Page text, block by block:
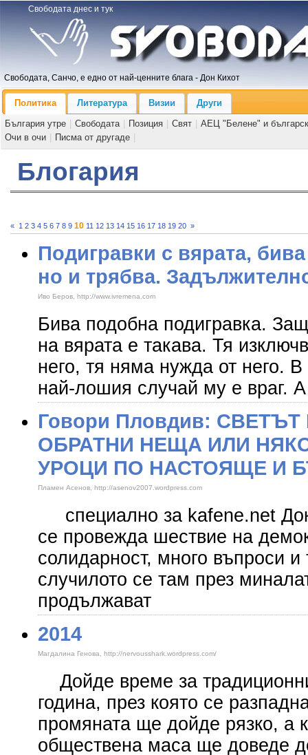
Свободата днес и тук
Свободата, Санчо, е едно от най-ценните блага - Дон Кихот
Политика Литература Визии
Други
България утре
Свободата Позиция Свят
АЕЦ "Белене" и
Очи в очи
Писма от другаде
Блогария
« 1 2 3 4 5 6 7 8 9 10 11 12 13 14 15 16 17 18 19 20 »
Подигравки с вярата,
но и трябва.
Иво Беров, http://www.ivremena.com
Бива подобна подигравка.
на вярата е такава. Тя
него, тя няма нужда от него.
най-лошия случай му е враг.
Говори Пловдив:
ОБРАТНИ НЕЩА ИЛИ
УРОЦИ ПО НАСТОЯЩЕ И
Пламен Асенов, http://asenov2007.wordpress.com
специално за kafene.net
се провежда шествие на
солидарност, много въпроси и
случилото се там през
продължават
2014
Магдалина Генова, http://nervousshark.wordpress.com/
Дойде време за
година, през която се
промяната ще дойде рязко, а
обществена маса ще доведе